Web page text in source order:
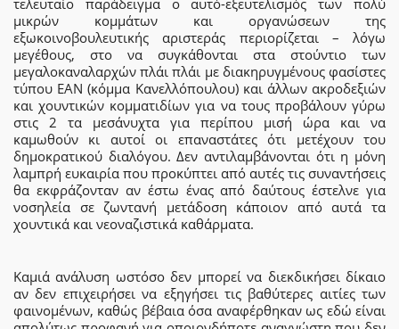
μικρών κομμάτων και οργανώσεων της
εξωκοινοβουλευτικής αριστεράς περιορίζεται – λόγω
μεγέθους, στο να συγκάθονται στα στούντιο των
μεγαλοκαναλαρχών πλάι πλάι με διακηρυγμένους φασίστες
τύπου ΕΑΝ (κόμμα Κανελλόπουλου) και άλλων ακροδεξιών
και χουντικών κομματιδίων για να τους προβάλουν γύρω
στις 2 τα μεσάνυχτα για περίπου μισή ώρα και να
καμωθούν κι αυτοί οι επαναστάτες ότι μετέχουν του
δημοκρατικού διαλόγου. Δεν αντιλαμβάνονται ότι η μόνη
λαμπρή ευκαιρία που προκύπτει από αυτές τις συναντήσεις
θα εκφράζονταν αν έστω ένας από δαύτους έστελνε για
νοσηλεία σε ζωντανή μετάδοση κάποιον από αυτά τα
χουντικά και νεοναζιστικά καθάρματα.
Καμιά ανάλυση ωστόσο δεν μπορεί να διεκδικήσει δίκαιο
αν δεν επιχειρήσει να εξηγήσει τις βαθύτερες αιτίες των
φαινομένων, καθώς βέβαια όσα αναφέρθηκαν ως εδώ είναι